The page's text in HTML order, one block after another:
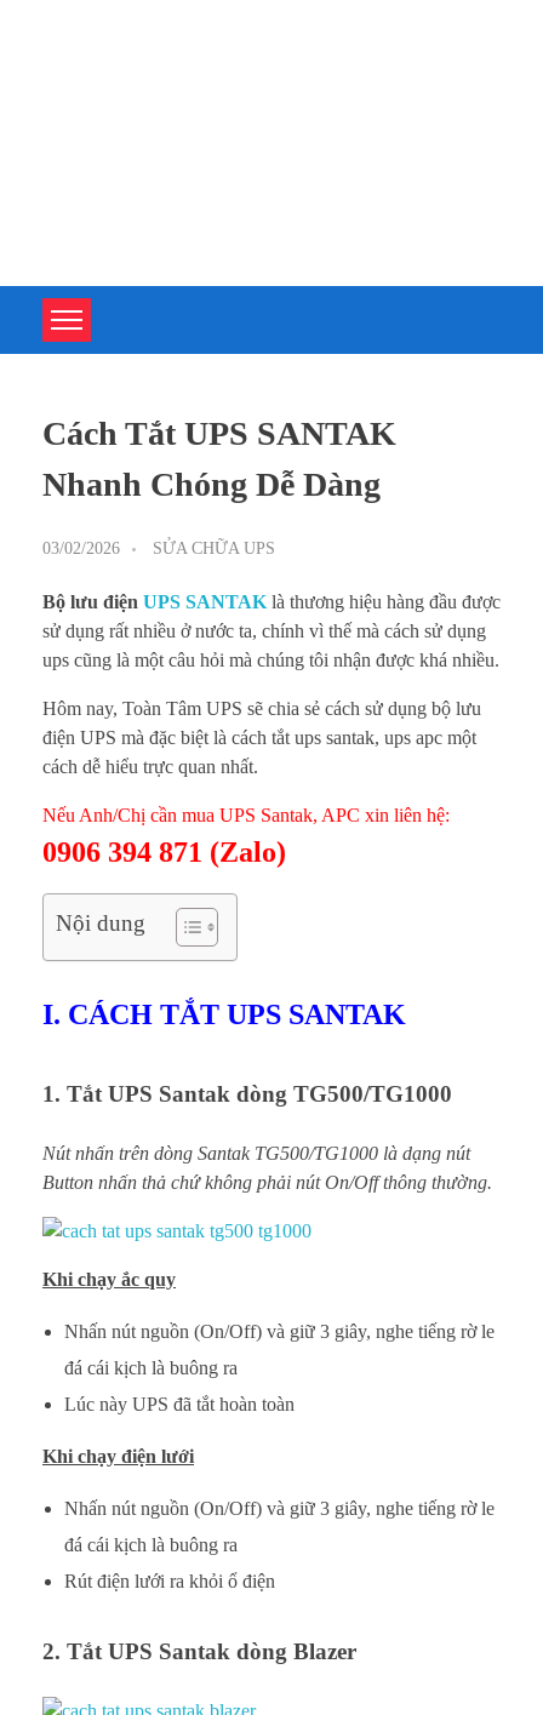
Cách Tắt UPS SANTAK
Nhanh Chóng Dễ Dàng
03/02/2026 SỬA CHỮA UPS
Bộ lưu điện UPS SANTAK là thương hiệu hàng đầu được
sử dụng rất nhiều ở nước ta, chính vì thế mà cách sử dụng
ups cũng là một câu hỏi mà chúng tôi nhận được khá nhiều.
Hôm nay, Toàn Tâm UPS sẽ chia sẻ cách sử dụng bộ lưu
điện UPS mà đặc biệt là cách tắt ups santak, ups apc một
cách dễ hiểu trực quan nhất.
Nếu Anh/Chị cần mua UPS Santak, APC xin liên hệ:
0906 394 871 (Zalo)
Nội dung
I. CÁCH TẮT UPS SANTAK
1. Tắt UPS Santak dòng TG500/TG1000
Nút nhấn trên dòng Santak TG500/TG1000 là dạng nút
Button nhấn thả chứ không phải nút On/Off thông thường.
Khi chạy ắc quy
Nhấn nút nguồn (On/Off) và giữ 3 giây, nghe tiếng rờ le
đá cái kịch là buông ra
Lúc này UPS đã tắt hoàn toàn
Khi chạy điện lưới
Nhấn nút nguồn (On/Off) và giữ 3 giây, nghe tiếng rờ le
đá cái kịch là buông ra
Rút điện lưới ra khỏi ổ điện
2. Tắt UPS Santak dòng Blazer